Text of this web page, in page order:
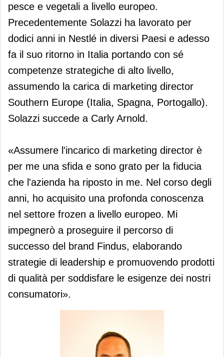
pesce e vegetali a livello europeo.
Precedentemente Solazzi ha lavorato per
dodici anni in Nestlé in diversi Paesi e adesso
fa il suo ritorno in Italia portando con sé
competenze strategiche di alto livello,
assumendo la carica di marketing director
Southern Europe (Italia, Spagna, Portogallo).
Solazzi succede a Carly Arnold.
«Assumere l'incarico di marketing director è
per me una sfida e sono grato per la fiducia
che l'azienda ha riposto in me. Nel corso degli
anni, ho acquisito una profonda conoscenza
nel settore frozen a livello europeo. Mi
impegnerò a proseguire il percorso di
successo del brand Findus, elaborando
strategie di leadership e promuovendo prodotti
di qualità per soddisfare le esigenze dei nostri
consumatori».